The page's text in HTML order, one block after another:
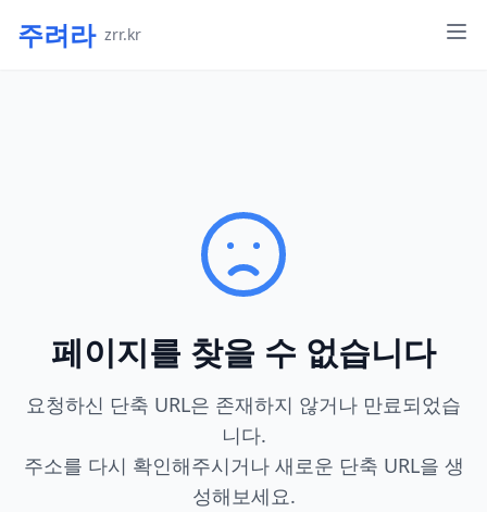
주려라 zrr.kr
페이지를 찾을 수 없습니다
요청하신 단축 URL은 존재하지 않거나 만료되었습
니다.
주소를 다시 확인해주시거나 새로운 단축 URL을 생
성해보세요.